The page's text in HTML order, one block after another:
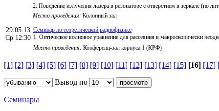
2. Поведение излучения лазера в резонаторе с отверстием в зеркале (по
Место проведения: Колонный зал
29.05.13
Ср 12:30
Семинар по теоретической радиофизике
1. Оптическое волновое уравнение для рассеяния в макроскопически
Место проведения: Конференц-зал корпуса 1 (КРФ)
[1] [2] [3] [4] [5] [6] [7] [8] [9] [10] [11] [12] [13] [14] [15] [16] [17]
Вывод по
Семинары